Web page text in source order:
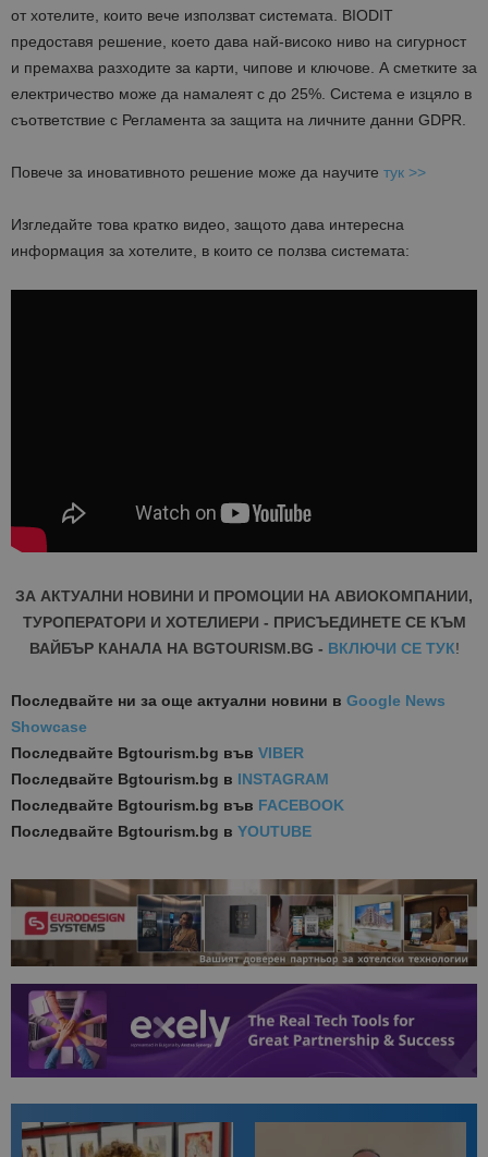
от хотелите, които вече използват системата. BIODIT
предоставя решение, което дава най-високо ниво на сигурност
и премахва разходите за карти, чипове и ключове. А сметките за
електричество може да намалеят с до 25%. Система е изцяло в
съответствие с Регламента за защита на личните данни GDPR.
Повече за иновативното решение може да научите тук >>
Изгледайте това кратко видео, защото дава интересна
информация за хотелите, в които се ползва системата:
ЗА АКТУАЛНИ НОВИНИ И ПРОМОЦИИ НА АВИОКОМПАНИИ,
ТУРОПЕРАТОРИ И ХОТЕЛИЕРИ - ПРИСЪЕДИНЕТЕ СЕ КЪМ
ВАЙБЪР КАНАЛА НА BGTOURISM.BG - ВКЛЮЧИ СЕ ТУК!
Последвайте ни за още актуални новини в Google News
Showcase
Последвайте Bgtourism.bg във VIBER
Последвайте Bgtourism.bg в INSTAGRAM
Последвайте Bgtourism.bg във FACEBOOK
Последвайте Bgtourism.bg в YOUTUBE